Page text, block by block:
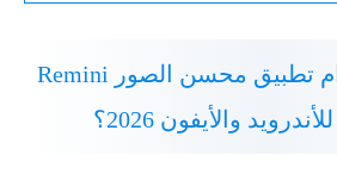
كيفية استخدام تطبيق محسن الصور Remini
والأيفون 2026؟